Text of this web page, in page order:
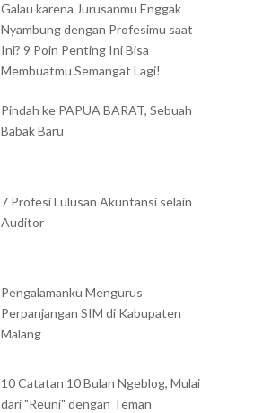
Galau karena Jurusanmu Enggak
Nyambung dengan Profesimu saat
Ini? 9 Poin Penting Ini Bisa
Membuatmu Semangat Lagi!
Pindah ke PAPUA BARAT, Sebuah
Babak Baru
7 Profesi Lulusan Akuntansi selain
Auditor
Pengalamanku Mengurus
Perpanjangan SIM di Kabupaten
Malang
10 Catatan 10 Bulan Ngeblog, Mulai
dari "Reuni" dengan Teman